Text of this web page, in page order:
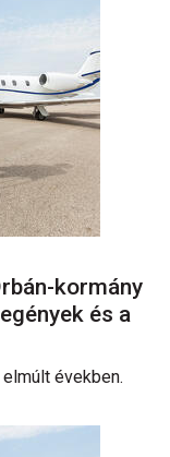
kormány
és a
években.